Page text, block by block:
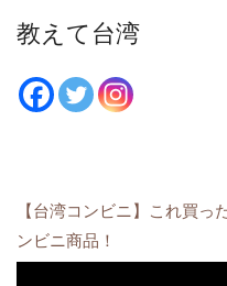
教えて台湾
【台湾コンビニ】これ買っ
ンビニ商品！